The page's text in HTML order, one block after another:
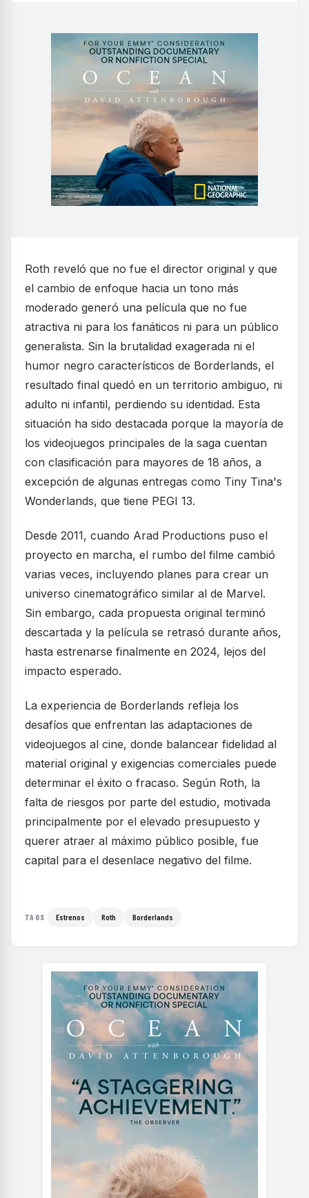
Roth reveló que no fue el director original y que
el cambio de enfoque hacia un tono más
moderado generó una película que no fue
atractiva ni para los fanáticos ni para un público
generalista. Sin la brutalidad exagerada ni el
humor negro característicos de Borderlands, el
resultado final quedó en un territorio ambiguo, ni
adulto ni infantil, perdiendo su identidad. Esta
situación ha sido destacada porque la mayoría de
los videojuegos principales de la saga cuentan
con clasificación para mayores de 18 años, a
excepción de algunas entregas como Tiny Tina's
Wonderlands, que tiene PEGI 13.
Desde 2011, cuando Arad Productions puso el
proyecto en marcha, el rumbo del filme cambió
varias veces, incluyendo planes para crear un
universo cinematográfico similar al de Marvel.
Sin embargo, cada propuesta original terminó
descartada y la película se retrasó durante años,
hasta estrenarse finalmente en 2024, lejos del
impacto esperado.
La experiencia de Borderlands refleja los
desafíos que enfrentan las adaptaciones de
videojuegos al cine, donde balancear fidelidad al
material original y exigencias comerciales puede
determinar el éxito o fracaso. Según Roth, la
falta de riesgos por parte del estudio, motivada
principalmente por el elevado presupuesto y
querer atraer al máximo público posible, fue
capital para el desenlace negativo del filme.
TAGS Estrenos Roth Borderlands